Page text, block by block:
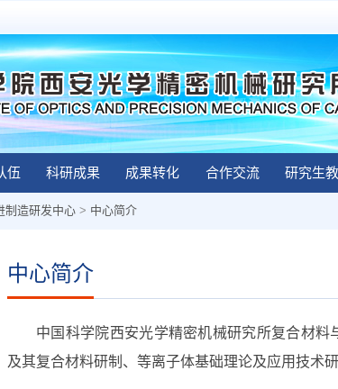
伍 科研成果 成果转化 合作交流 研究生
制造研发中心 > 中心简介
中心简介
中国科学院西安光学精密机械研究所复合材
及其复合材料研制、等离子体基础理论及应用技术